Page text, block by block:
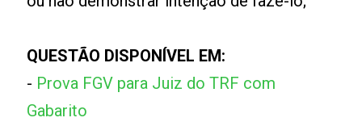
QUESTÃO DISPONÍVEL EM:
- Prova FGV para Juiz do TRF com
Gabarito